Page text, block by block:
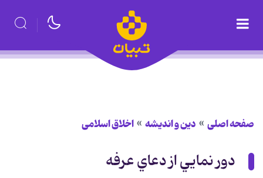
صفحه اصلی دین و اندیشه اخلاق اسلامی
دور نمايي از دعاي عرفه